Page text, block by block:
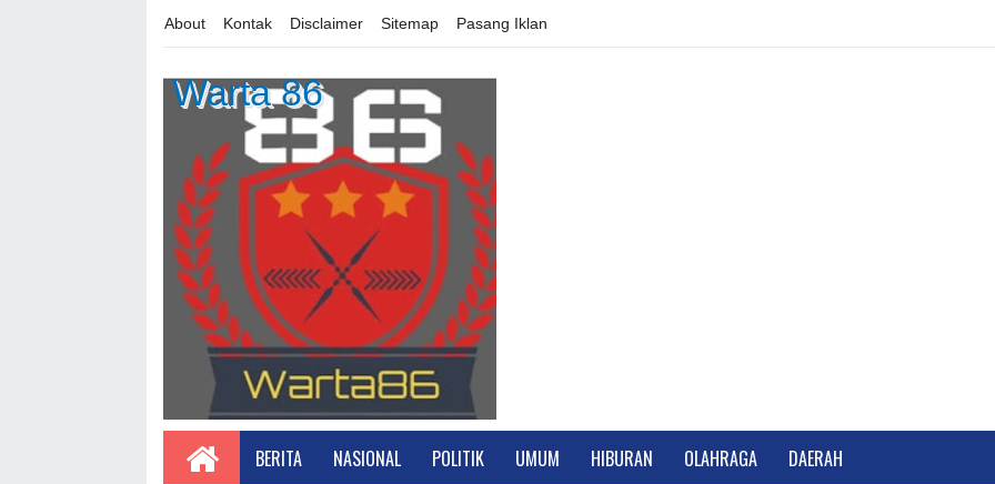
About Kontak Disclaimer Sitemap Pasang Iklan
Warta 86
BERITA NASIONAL POLITIK UMUM HIBURAN OLAHRAGA DAERAH